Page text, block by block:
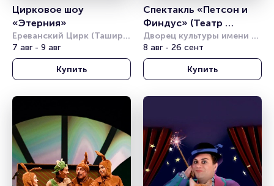
Цирковое шоу
«Этерния»
Ереванский Цирк (Ташир
Арена)
7 авг - 9 авг
Купить
Спектакль «Петсон и
Финдус» (Театр
Комикс)
Дворец культуры имени
Горбунова
8 авг - 26 сент
Купить